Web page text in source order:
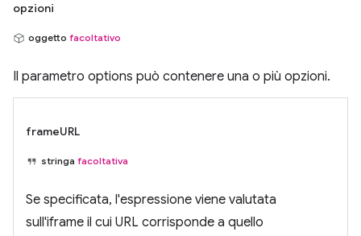
opzioni
oggetto facoltativo
Il parametro options può contenere una o più opzioni.
frameURL
stringa facoltativa
Se specificata, l'espressione viene valutata
sull'iframe il cui URL corrisponde a quello